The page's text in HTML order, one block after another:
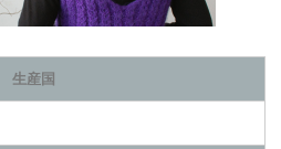
生産国